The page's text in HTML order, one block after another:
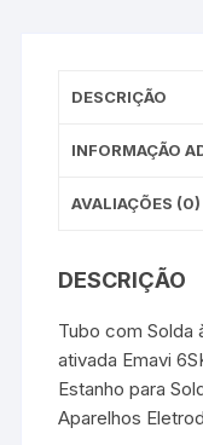
DESCRIÇÃO
INFORMAÇÃO
AVALIAÇÕES (0)
DESCRIÇÃO
Tubo com Solda
ativada Emavi
Estanho para
Aparelhos